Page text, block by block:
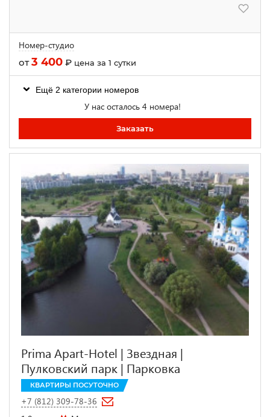
Номер-студио
от3 400 ₽ цена за 1 сутки
Ещё 2 категории номеров
У нас осталось 4 номера!
Заказать
Prima Apart-Hotel | Звездная |
Пулковский парк | Парковка
КВАРТИРЫ ПОСУТОЧНО
+7 (812) 309-78-36